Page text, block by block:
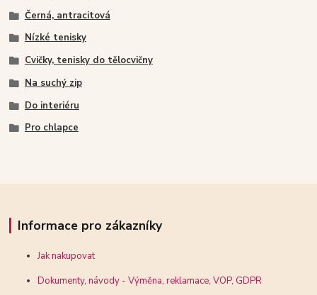
Černá, antracitová
Nízké tenisky
Cvičky, tenisky do tělocvičny
Na suchý zip
Do interiéru
Pro chlapce
Informace pro zákazníky
Jak nakupovat
Dokumenty, návody - Výměna, reklamace, VOP, GDPR